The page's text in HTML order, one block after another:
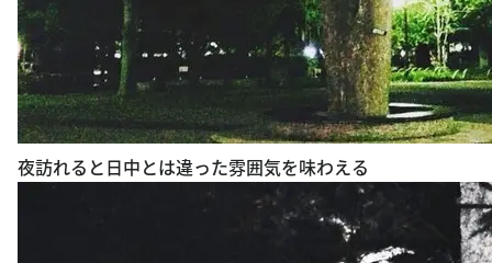
夜訪れると日中とは違った雰囲気を味わえる